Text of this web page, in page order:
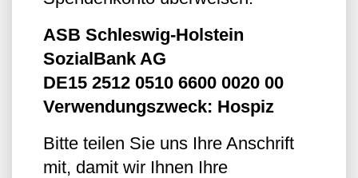
ASB Schleswig-Holstein
SozialBank AG
DE15 2512 0510 6600 0020 00
Verwendungszweck: Hospiz
Bitte teilen Sie uns Ihre Anschrift
mit, damit wir Ihnen Ihre